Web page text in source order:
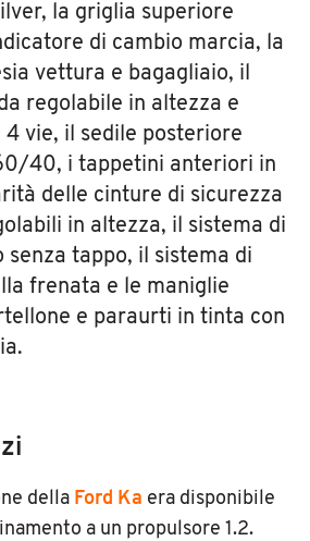
la griglia superiore
di cambio marcia, la
vettura e bagagliaio, il
regolabile in altezza e
vie, il sedile posteriore
40, i tappetini anteriori in
delle cinture di sicurezza
in altezza, il sistema di
tappo, il sistema di
frenata e le maniglie
e paraurti in tinta con
della Ford Ka era disponibile
a un propulsore 1.2.